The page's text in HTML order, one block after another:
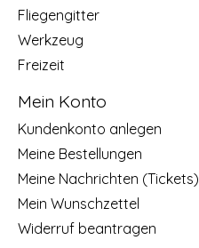
Fliegengitter
Werkzeug
Freizeit
Mein Konto
Kundenkonto anlegen
Meine Bestellungen
Meine Nachrichten (Tickets)
Mein Wunschzettel
Widerruf beantragen